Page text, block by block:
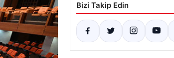
Bizi Takip Edin